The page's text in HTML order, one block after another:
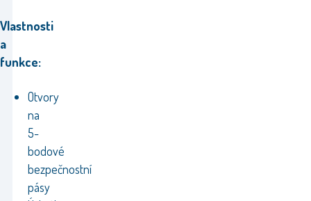
Vlastnosti
a
funkce:
Otvory
na
5-
bodové
bezpečnostní
pásy